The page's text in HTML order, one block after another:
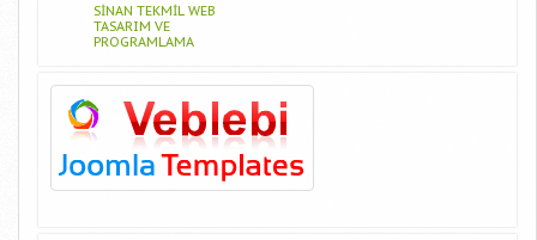
SINAN TEKMIL WEB
TASARIM VE
PROGRAMLAMA